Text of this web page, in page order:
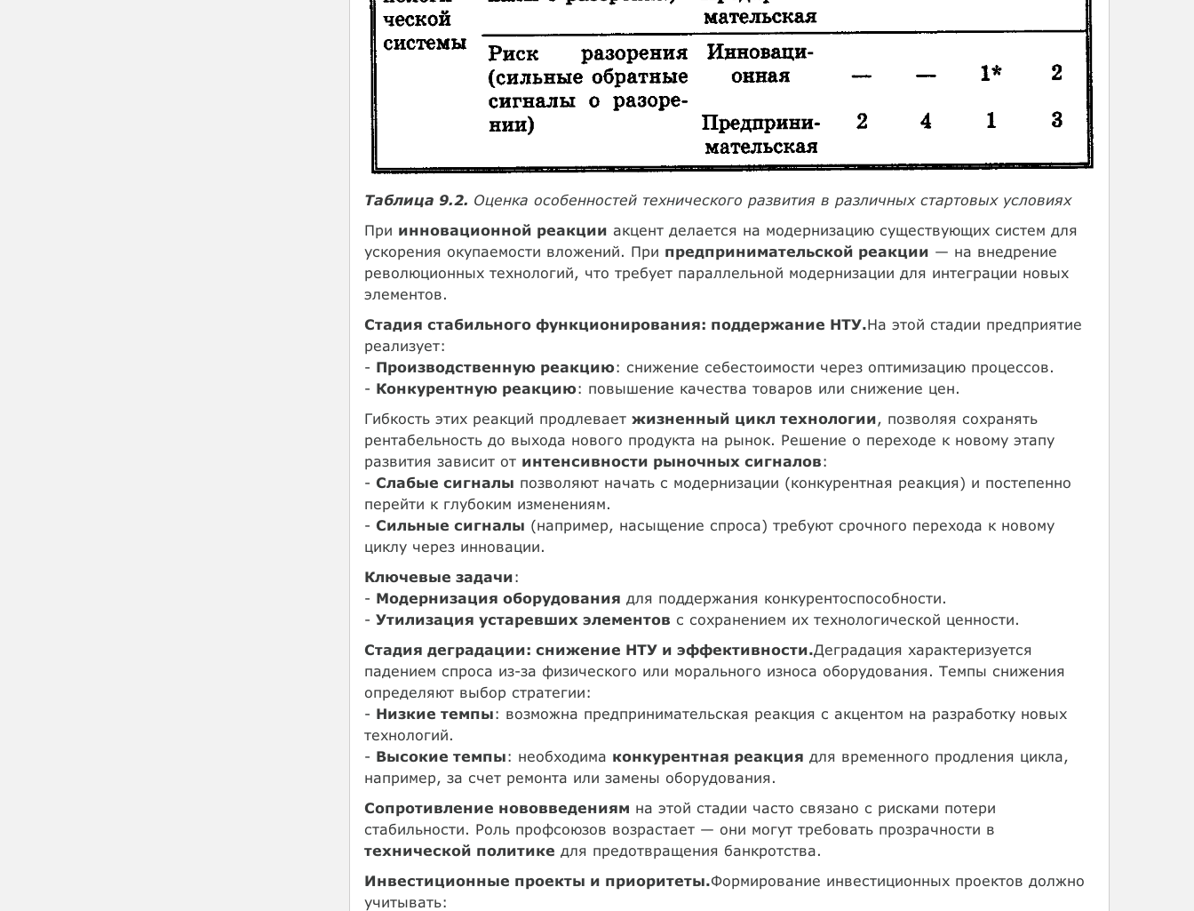
Таблица 9.2. Оценка особенностей технического развития в различных стартовых условиях
При инновационной реакции акцент делается на модернизацию существующих систем для
ускорения окупаемости вложений. При предпринимательской реакции — на внедрение
революционных технологий, что требует параллельной модернизации для интеграции новых
элементов.
Стадия стабильного функционирования: поддержание НТУ.На этой стадии предприятие
реализует:
- Производственную реакцию: снижение себестоимости через оптимизацию процессов.
- Конкурентную реакцию: повышение качества товаров или снижение цен.
Гибкость этих реакций продлевает жизненный цикл технологии, позволяя сохранять
рентабельность до выхода нового продукта на рынок. Решение о переходе к новому этапу
развития зависит от интенсивности рыночных сигналов:
- Слабые сигналы позволяют начать с модернизации (конкурентная реакция) и постепенно
перейти к глубоким изменениям.
- Сильные сигналы (например, насыщение спроса) требуют срочного перехода к новому
циклу через инновации.
Ключевые задачи:
- Модернизация оборудования для поддержания конкурентоспособности.
- Утилизация устаревших элементов с сохранением их технологической ценности.
Стадия деградации: снижение НТУ и эффективности.Деградация характеризуется
падением спроса из-за физического или морального износа оборудования. Темпы снижения
определяют выбор стратегии:
- Низкие темпы: возможна предпринимательская реакция с акцентом на разработку новых
технологий.
- Высокие темпы: необходима конкурентная реакция для временного продления цикла,
например, за счет ремонта или замены оборудования.
Сопротивление нововведениям на этой стадии часто связано с рисками потери
стабильности. Роль профсоюзов возрастает — они могут требовать прозрачности в
технической политике для предотвращения банкротства.
Инвестиционные проекты и приоритеты.Формирование инвестиционных проектов должно
учитывать: